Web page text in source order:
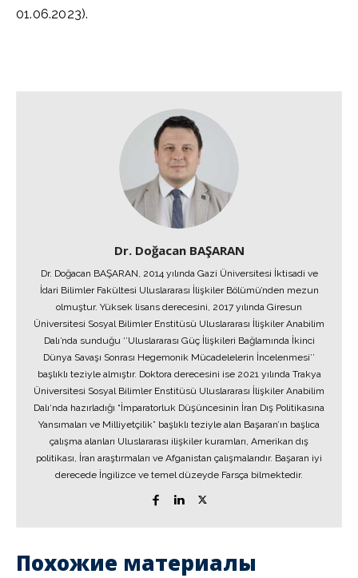
01.06.2023).
Dr. Doğacan BAŞARAN
Dr. Doğacan BAŞARAN, 2014 yılında Gazi Üniversitesi İktisadi ve
İdari Bilimler Fakültesi Uluslararası İlişkiler Bölümü’nden mezun
olmuştur. Yüksek lisans derecesini, 2017 yılında Giresun
Üniversitesi Sosyal Bilimler Enstitüsü Uluslararası İlişkiler Anabilim
Dalı’nda sunduğu ‘’Uluslararası Güç İlişkileri Bağlamında İkinci
Dünya Savaşı Sonrası Hegemonik Mücadelelerin İncelenmesi’’
başlıklı teziyle almıştır. Doktora derecesini ise 2021 yılında Trakya
Üniversitesi Sosyal Bilimler Enstitüsü Uluslararası İlişkiler Anabilim
Dalı‘nda hazırladığı “İmparatorluk Düşüncesinin İran Dış Politikasına
Yansımaları ve Milliyetçilik” başlıklı teziyle alan Başaran’ın başlıca
çalışma alanları Uluslararası ilişkiler kuramları, Amerikan dış
politikası, İran araştırmaları ve Afganistan çalışmalarıdır. Başaran iyi
derecede İngilizce ve temel düzeyde Farsça bilmektedir.
Похожие материалы